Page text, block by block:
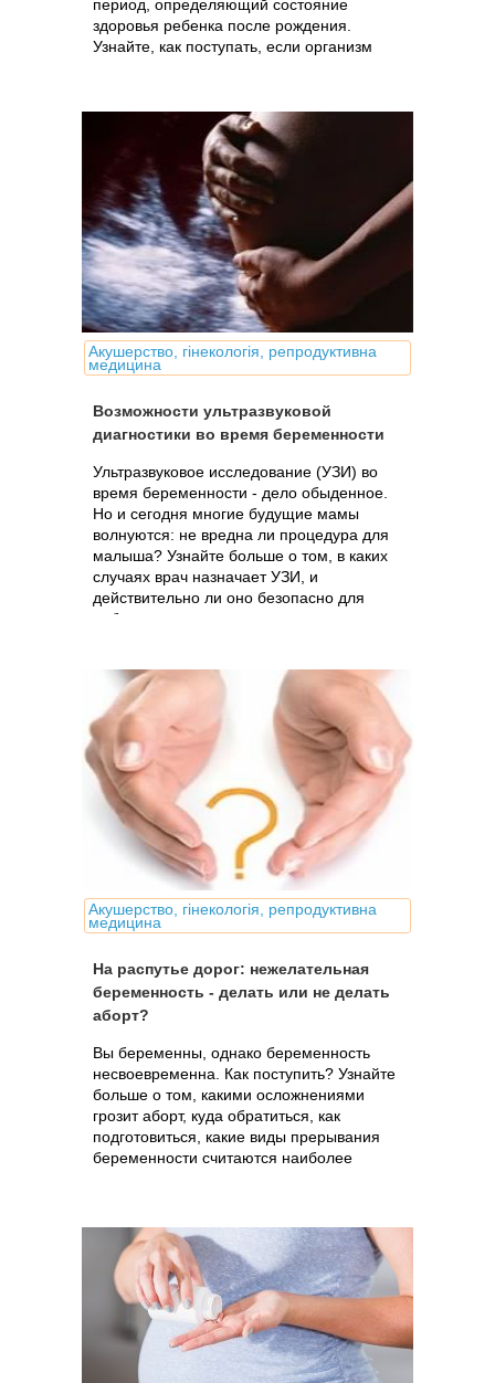
период, определяющий состояние
здоровья ребенка после рождения.
Узнайте, как поступать, если организм
влиянию негативных факторов:
лекарства, рентген и др.
Акушерство, гінекологія, репродуктивна
медицина
Возможности ультразвуковой
диагностики во время беременности
Ультразвуковое исследование (УЗИ) во
время беременности - дело обыденное.
Но и сегодня многие будущие мамы
волнуются: не вредна ли процедура для
малыша? Узнайте больше о том, в каких
случаях врач назначает УЗИ, и
действительно ли оно безопасно для
ребенка
Акушерство, гінекологія, репродуктивна
медицина
На распутье дорог: нежелательная
беременность - делать или не делать
аборт?
Вы беременны, однако беременность
несвоевременна. Как поступить? Узнайте
больше о том, какими осложнениями
грозит аборт, куда обратиться, как
подготовиться, какие виды прерывания
беременности считаются наиболее